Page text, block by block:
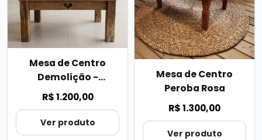
Mesa de Centro
Demolição -
Quadrada
R$ 1.200,00
Ver produto
Mesa de Centro
Peroba Rosa
R$ 1.300,00
Ver produto